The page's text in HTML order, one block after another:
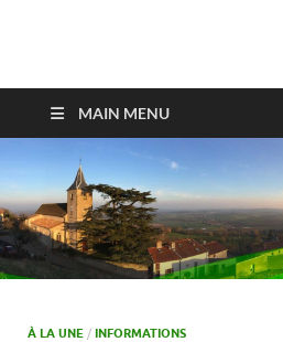
Amance
MAIN MENU
À LA UNE / INFORMATIONS